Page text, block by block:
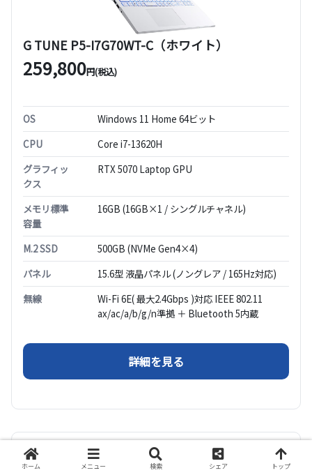
G TUNE P5-I7G70WT-C（ホワイト）
259,800円(税込)
OS
Windows 11 Home 64ビット
CPU
Core i7-13620H
グラフィッ
クス
RTX 5070 Laptop GPU
メモリ標準
容量
16GB (16GB×1 / シングルチャネル)
M.2 SSD
500GB (NVMe Gen4×4)
パネル
15.6型 液晶パネル (ノングレア / 165Hz対応)
無線
Wi-Fi 6E( 最大2.4Gbps )対応 IEEE 802.11
ax/ac/a/b/g/n準拠 ＋ Bluetooth 5内蔵
詳細を見る
1
CPUはCore i7-13620H にNVIDIA GeForce RTX
ホーム メニュー 検索 シェア トップ